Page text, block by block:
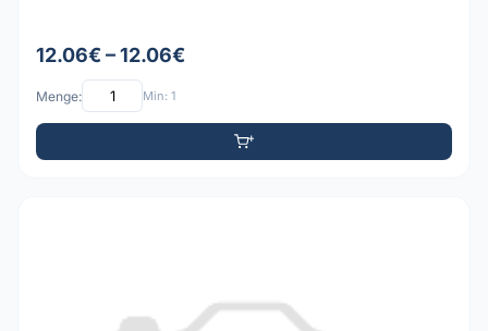
12.06€ – 12.06€
Menge: Min: 1